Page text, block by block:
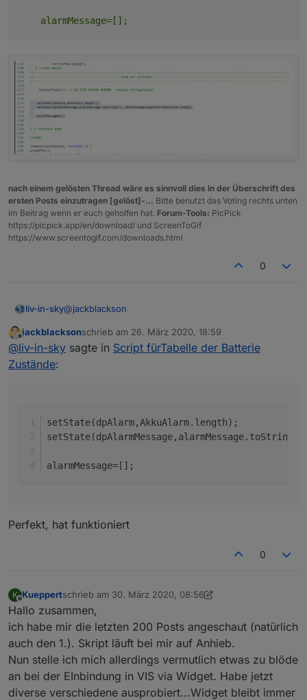
nach einem gelösten Thread wäre es sinnvoll dies in der Überschrift des
ersten Posts einzutragen [gelöst]-... Bitte benutzt das Voting rechts unten
im Beitrag wenn er euch geholfen hat. Forum-Tools: PicPick
https://picpick.app/en/download/ und ScreenToGif
https://www.screentogif.com/downloads.html
0
liv-in-sky@jackblackson
oje - fehlerchen
Offline
jackblacksonschrieb am 26. März 2020, 18:59
zuletzt editiert von
@liv-in-sky sagte in Script fürTabelle der Batterie
Zustände:
setState(dpAlarm,AkkuAlarm.length);
alarmMessage=[];
Perfekt, hat funktioniert
0
K
Offline
Kueppertschrieb am 30. März 2020, 08:56
zuletzt editiert von Kueppert
Hallo zusammen,
ich habe mir die letzten 200 Posts angeschaut (natürlich
auch den 1.). Skript läuft bei mir auf Anhieb.
Nun stelle ich mich allerdings vermutlich etwas zu blöde
an bei der EInbindung in VIS via Widget. Habe jetzt
diverse verschiedene ausprobiert...Widget bleibt immer